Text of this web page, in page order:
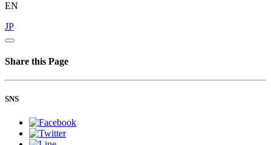
EN
JP
Share this Page
SNS